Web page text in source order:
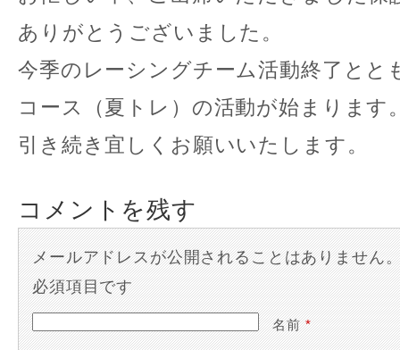
ありがとうございました。
今季のレーシングチーム活動終了とと
コース（夏トレ）の活動が始まります
引き続き宜しくお願いいたします。
コメントを残す
メールアドレスが公開されることはありません
必須項目です
名前*